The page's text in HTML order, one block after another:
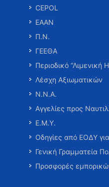
CEPOL
ΕΑΑΝ
Π.Ν.
ΓΕΕΘΑ
Περιοδικό “Λιμενική
Λέσχη Αξιωματικών
Ν.Ν.Α.
Αγγελίες προς
Ε.Μ.Υ.
Οδηγίες από ΕΟΔΥ
Γενική Γραμματεία
Προσφορές